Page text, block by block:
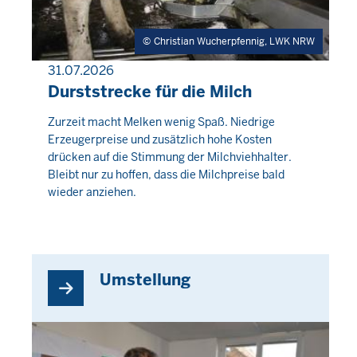
Christian Wucherpfennig, LWK NRW
31.07.2026
PRESSEMITTEILUNG
Durststrecke für die Milch
Donnerstag,
6
August
2026
Zurzeit macht Melken wenig Spaß. Niedrige
Erzeugerpreise und zusätzlich hohe Kosten
drücken auf die Stimmung der Milchviehhalter.
Bleibt nur zu hoffen, dass die Milchpreise bald
wieder anziehen.
Umstellung